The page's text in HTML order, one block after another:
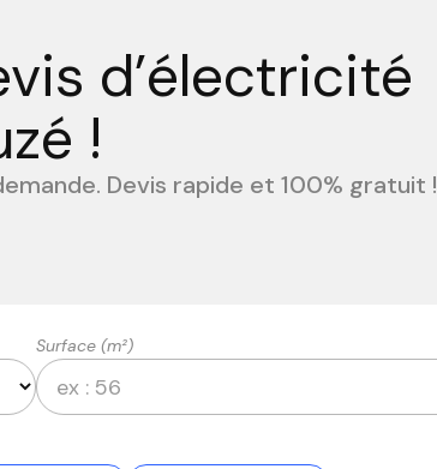
d’électricité
!
Devis rapide et 100% gratuit !
Surface (m²)